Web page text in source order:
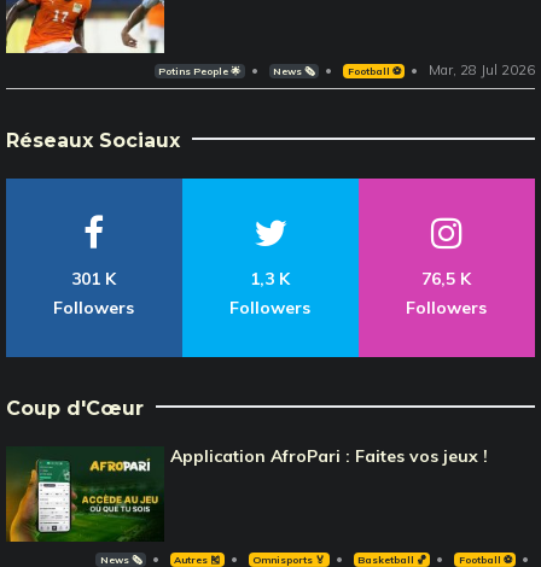
Potins People 🌟 News 🗞️ Football ⚽️ Mar, 28 Jul 2026
Réseaux Sociaux
301 K
Followers
1,3 K
Followers
76,5 K
Followers
Coup d'Cœur
Application AfroPari : Faites vos jeux !
News 🗞️ Autres 🎽 Omnisports 🏅 Basketball 🏀 Football ⚽️